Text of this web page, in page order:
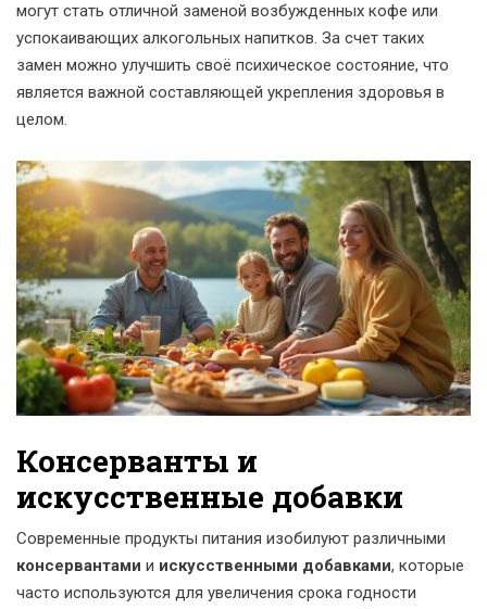
могут стать отличной заменой возбужденных кофе или
успокаивающих алкогольных напитков. За счет таких
замен можно улучшить своё психическое состояние, что
является важной составляющей укрепления здоровья в
целом.
Консерванты и
искусственные добавки
Современные продукты питания изобилуют различными
консервантами и искусственными добавками, которые
часто используются для увеличения срока годности